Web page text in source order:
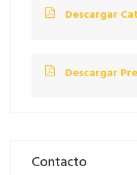
Descargar
Descargar
Contacto